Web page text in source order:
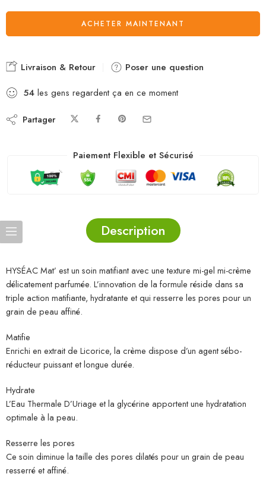
ACHETER MAINTENANT
Livraison & Retour
Poser une question
54 les gens regardent ça en ce moment
Partager
Paiement Flexible et Sécurisé
Description
HYSÉAC Mat’ est un soin matifiant avec une texture mi-gel mi-crème
délicatement parfumée. L’innovation de la formule réside dans sa
triple action matifiante, hydratante et qui resserre les pores pour un
grain de peau affiné.
Matifie
Enrichi en extrait de Licorice, la crème dispose d’un agent sébo-
réducteur puissant et longue durée.
Hydrate
L’Eau Thermale D’Uriage et la glycérine apportent une hydratation
optimale à la peau.
Resserre les pores
Ce soin diminue la taille des pores dilatés pour un grain de peau
resserré et affiné.